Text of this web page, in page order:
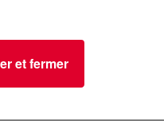
est nél'appel des
européen, afin
et fermer